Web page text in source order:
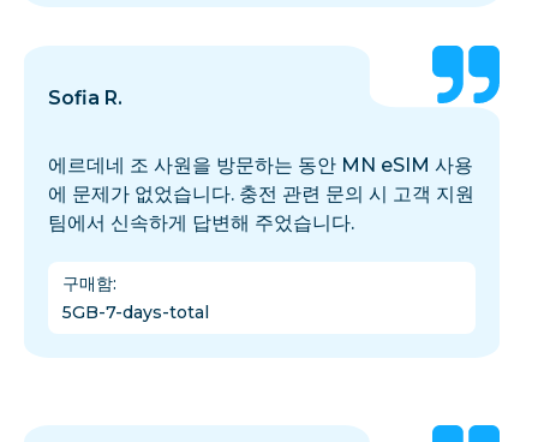
Sofia R.
에르데네 조 사원을 방문하는 동안 MN eSIM 사용
에 문제가 없었습니다. 충전 관련 문의 시 고객 지원
팀에서 신속하게 답변해 주었습니다.
구매함:
5GB-7-days-total